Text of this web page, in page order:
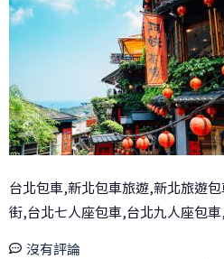
台北包車,新北包車旅遊,新北旅遊
街,台北七人座包車,台北九人座包
沒有評論